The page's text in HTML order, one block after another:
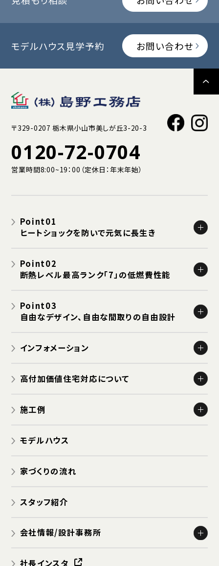
モデルハウス見学予約 お問い合わせ
〒329-0207 栃木県小山市美しが丘3-20-3
0120-72-0704
営業時間8:00~19：00（定休日：年末年始）
Point01
ヒートショックを防いで元気に長生き
栃木県の冬は寒く長い!!
Point02
断熱レベル最高ランク「7」の低燃費性能
高気密サッシ
Point03
自由なデザイン、自由な間取りの自由設計
島野の自由設計例をご紹介
インフォメーション
イベント
高付加価値住宅対応について
認定住宅：長期優良住宅
施工例
新築 商業用店舗・病院・施設
モデルハウス
家づくりの流れ
スタッフ紹介
会社情報/設計事務所
社長インスタ